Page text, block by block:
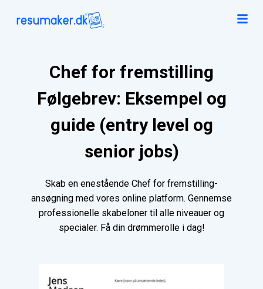
Chef for fremstilling
Følgebrev: Eksempel og
guide (entry level og
senior jobs)
Skab en enestående Chef for fremstilling-
ansøgning med vores online platform. Gennemse
professionelle skabeloner til alle niveauer og
specialer. Få din drømmerolle i dag!